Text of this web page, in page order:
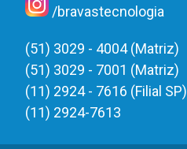
/bravastecnologia
(51) 3029 - 4004 (Matriz)
(51) 3029 - 7001 (Matriz)
(11) 2924 - 7616 (Filial SP)
(11) 2924-7613